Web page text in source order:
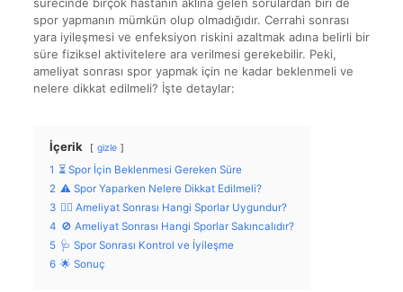
spor yapmanın mümkün olup olmadığıdır. Cerrahi sonrası
yara iyileşmesi ve enfeksiyon riskini azaltmak adına belirli bir
süre fiziksel aktivitelere ara verilmesi gerekebilir. Peki,
ameliyat sonrası spor yapmak için ne kadar beklenmeli ve
nelere dikkat edilmeli? İşte detaylar:
İçerik gizle
1 ⏳ Spor İçin Beklenmesi Gereken Süre
2 ⚠️ Spor Yaparken Nelere Dikkat Edilmeli?
3 🏃‍♂️ Ameliyat Sonrası Hangi Sporlar Uygundur?
4 🚫 Ameliyat Sonrası Hangi Sporlar Sakıncalıdır?
5 🩺 Spor Sonrası Kontrol ve İyileşme
6 🌟 Sonuç